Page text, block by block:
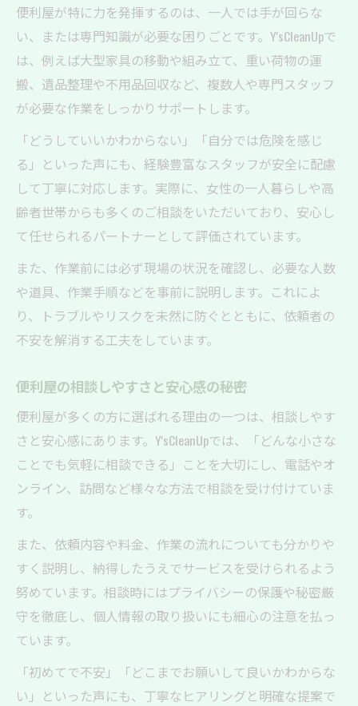
便利屋が特に力を発揮するのは、一人では手が回らな
い、または専門知識が必要な困りごとです。Y'sCleanUpで
は、例えば大型家具の移動や組み立て、重い荷物の運
搬、遺品整理や不用品回収など、複数人や専門スタッフ
が必要な作業をしっかりサポートします。
「どうしていいかわからない」「自分では危険を感じ
る」といった声にも、経験豊富なスタッフが安全に配慮
して丁寧に対応します。実際に、女性の一人暮らしや高
齢者世帯からも多くのご相談をいただいており、安心し
て任せられるパートナーとして評価されています。
また、作業前には必ず現場の状況を確認し、必要な人数
や道具、作業手順などを事前に説明します。これによ
り、トラブルやリスクを未然に防ぐとともに、依頼者の
不安を解消する工夫をしています。
便利屋の相談しやすさと安心感の秘密
便利屋が多くの方に選ばれる理由の一つは、相談しやす
さと安心感にあります。Y'sCleanUpでは、「どんな小さな
ことでも気軽に相談できる」ことを大切にし、電話やオ
ンライン、訪問など様々な方法で相談を受け付けていま
す。
また、依頼内容や料金、作業の流れについても分かりや
すく説明し、納得したうえでサービスを受けられるよう
努めています。相談時にはプライバシーの保護や秘密厳
守を徹底し、個人情報の取り扱いにも細心の注意を払っ
ています。
「初めてで不安」「どこまでお願いして良いかわからな
い」といった声にも、丁寧なヒアリングと明確な提案で